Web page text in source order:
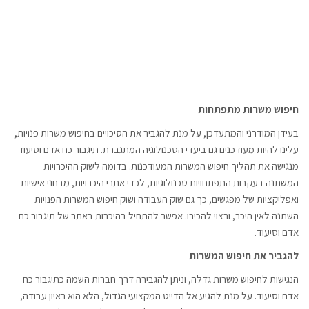
חיפוש משרות מתפתחות
בעידן המודרני והמתעדכן, על מנת להגביר את הסיכויים בחיפוש משרות פנויות,
עלינו להיות מעודכנים גם ביעדי הטכנולוגיה המתגברת. תיגבור כח אדם וסיעוד
מנגישה את תהליך חיפוש המשרות המעודכנות. בדומה לשוק ההיכרויות
המשתנה בעקבות התפתחויות טכנולוגיות, לכדי אתרי היכרויות, מבחני אישיות
ואפליקציות של מפגשים, כך גם שוק העבודה ושוק חיפוש המשרות הפנויות
השתנה לאין היכר, ורצוי להכירו. אפשר להתחיל בהיכרות באתר של תיגבור כח
אדם וסיעוד.
להגביר את חיפוש המשרות
הנגישות לחיפוש משרות גדלה, וניתן להגבירה דרך חברות השמה כתיגבור כח
אדם וסיעוד. על מנת להגיע אל הדייט המקצועי הגדול, הלא הוא ראיון עבודה,